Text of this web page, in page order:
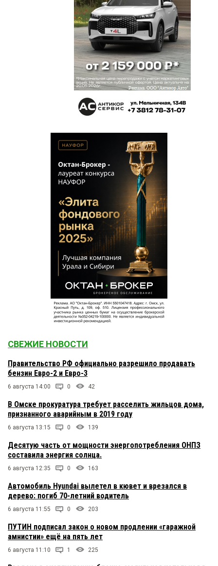
СВЕЖИЕ НОВОСТИ
Правительство РФ официально разрешило продавать
бензин Евро-2 и Евро-3
6 августа 14:00 0 42
В Омске прокуратура требует расселить жильцов дома,
признанного аварийным в 2019 году
6 августа 13:15 0 139
Десятую часть от мощности энергопотребления ОНПЗ
составила энергия солнца.
6 августа 12:35 0 163
Автомобиль Hyundai вылетел в кювет и врезался в
дерево: погиб 70-летний водитель
6 августа 11:55 0 203
ПУТИН подписал закон о новом продлении «гаражной
амнистии» ещё на пять лет
6 августа 11:10 1 225